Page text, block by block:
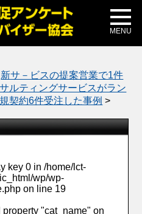
MENU
掲載
ログ
新サ－ビスの提案営業で1件
ルティングサービスがラン
契約6件受注した事例 >
key 0 in/home/lct-
wp/wp-
on line 19
property "cat_name" on